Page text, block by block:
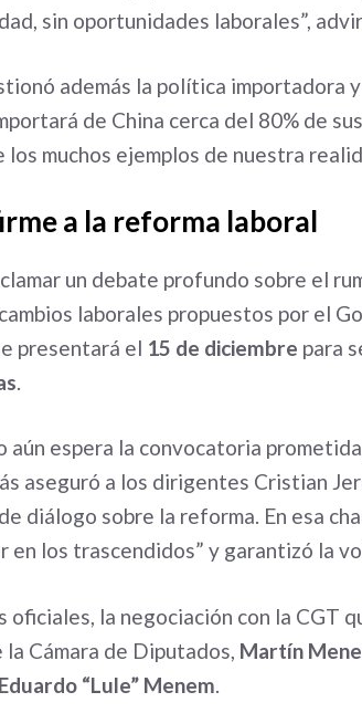
sin oportunidades laborales”,
además la política importadora
de China cerca del 80% de
los muchos ejemplos de nuestra
a la reforma laboral
un debate profundo sobre el
laborales propuestos por el
presentará el 15 de diciembre para
aún espera la convocatoria
aseguró a los dirigentes Cristian
diálogo sobre la reforma. En esa
en los trascendidos” y garantizó la
oficiales, la negociación con la CGT
Cámara de Diputados, Martín
Eduardo “Lule” Menem